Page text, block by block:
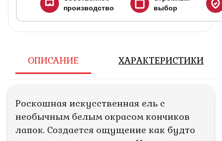
производство
выбор
ОПИСАНИЕ ХАРАКТЕРИСТИКИ
Роскошная искусственная ель с
необычным белым окрасом кончиков
лапок. Создается ощущение как будто